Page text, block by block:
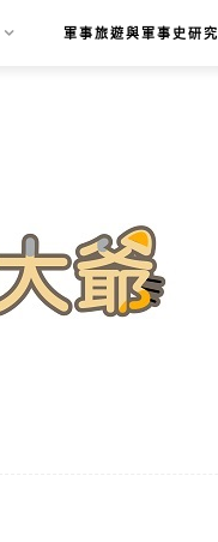
軍事旅遊與軍事史研究